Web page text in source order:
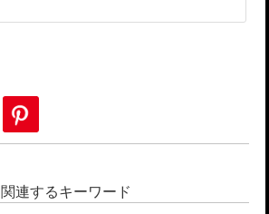
関連するキーワード